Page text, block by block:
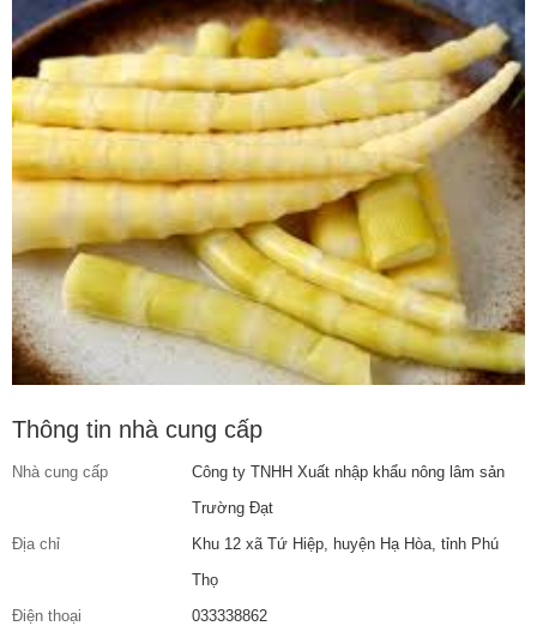
Thông tin nhà cung cấp
Nhà cung cấp
Công ty TNHH Xuất nhập khẩu nông lâm sản
Trường Đạt
Địa chỉ
Khu 12 xã Tứ Hiệp, huyện Hạ Hòa, tỉnh Phú
Thọ
Điện thoại
033338862